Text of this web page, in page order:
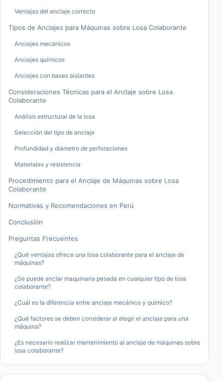
Ventajas del anclaje correcto
Tipos de Anclajes para Máquinas sobre Losa Colaborante
Anclajes mecánicos
Anclajes químicos
Anclajes con bases aislantes
Consideraciones Técnicas para el Anclaje sobre Losa
Colaborante
Análisis estructural de la losa
Selección del tipo de anclaje
Profundidad y diámetro de perforaciones
Materiales y resistencia
Procedimiento para el Anclaje de Máquinas sobre Losa
Colaborante
Normativas y Recomendaciones en Perú
Conclusión
Preguntas Frecuentes
¿Qué ventajas ofrece una losa colaborante para el anclaje de
máquinas?
¿Se puede anclar maquinaria pesada en cualquier tipo de losa
colaborante?
¿Cuál es la diferencia entre anclaje mecánico y químico?
¿Qué factores se deben considerar al elegir el anclaje para una
máquina?
¿Es necesario realizar mantenimiento al anclaje de máquinas sobre
losa colaborante?